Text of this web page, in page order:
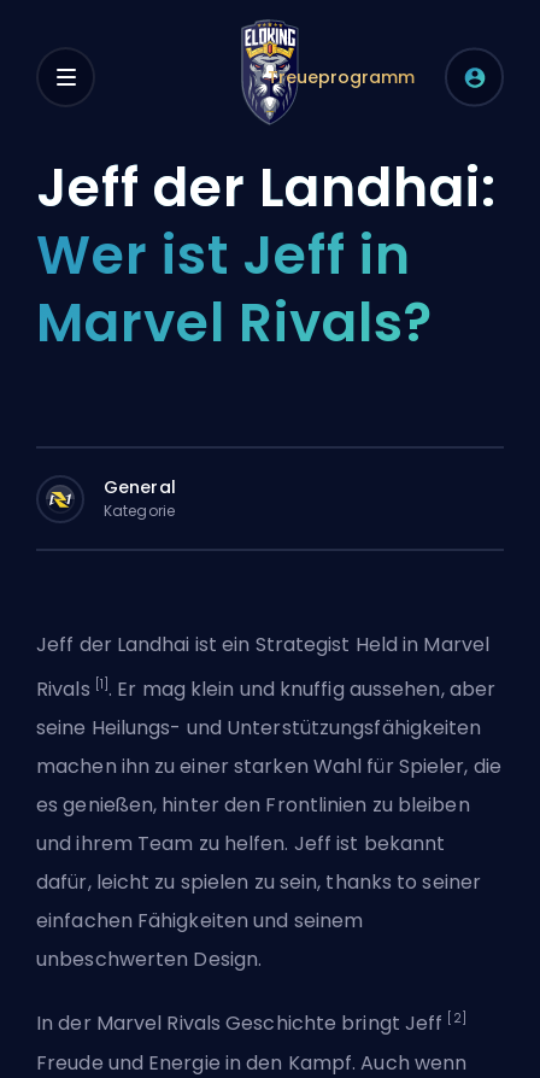
Treueprogramm
Jeff der Landhai:
Wer ist Jeff in
Marvel Rivals?
General
Kategorie
Jeff der Landhai ist ein Strategist Held in Marvel
Rivals [1] . Er mag klein und knuffig aussehen, aber
seine Heilungs- und Unterstützungsfähigkeiten
machen ihn zu einer starken Wahl für Spieler, die
es genießen, hinter den Frontlinien zu bleiben
und ihrem Team zu helfen. Jeff ist bekannt
dafür, leicht zu spielen zu sein, thanks to seiner
einfachen Fähigkeiten und seinem
unbeschwerten Design.
In der Marvel Rivals Geschichte bringt Jeff [2]
Freude und Energie in den Kampf. Auch wenn